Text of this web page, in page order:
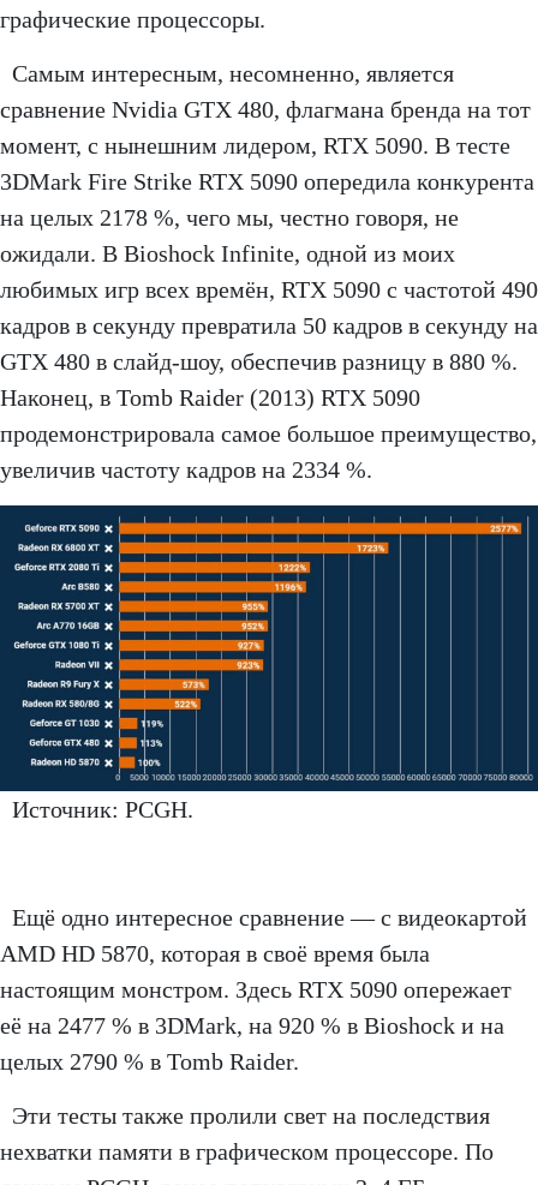
графические процессоры.
Самым интересным, несомненно, является
сравнение Nvidia GTX 480, флагмана бренда на тот
момент, с нынешним лидером, RTX 5090. В тесте
3DMark Fire Strike RTX 5090 опередила конкурента
на целых 2178 %, чего мы, честно говоря, не
ожидали. В Bioshock Infinite, одной из моих
любимых игр всех времён, RTX 5090 с частотой 490
кадров в секунду превратила 50 кадров в секунду на
GTX 480 в слайд-шоу, обеспечив разницу в 880 %.
Наконец, в Tomb Raider (2013) RTX 5090
продемонстрировала самое большое преимущество,
увеличив частоту кадров на 2334 %.
Источник: PCGH.
Ещё одно интересное сравнение — с видеокартой
AMD HD 5870, которая в своё время была
настоящим монстром. Здесь RTX 5090 опережает
её на 2477 % в 3DMark, на 920 % в Bioshock и на
целых 2790 % в Tomb Raider.
Эти тесты также пролили свет на последствия
нехватки памяти в графическом процессоре. По